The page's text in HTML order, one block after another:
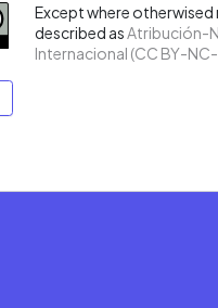
Except where otherwised
described as Atribución-
Internacional (CC BY-